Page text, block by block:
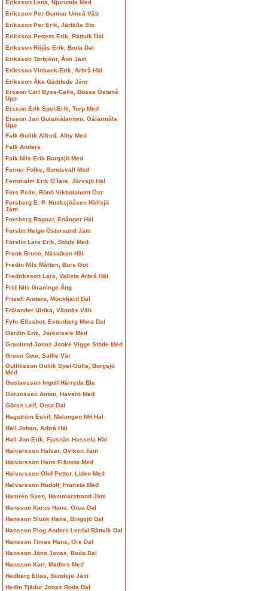
Eriksson Lena, Njurunda Med
Eriksson Per Gunnar Umeå Väb
Eriksson Per Erik, Järfälla Sto
Eriksson Petters Erik, Rättvik Dal
Eriksson Röjås Erik, Boda Dal
Eriksson Torbjörn, Ånn Jäm
Eriksson Vinback-Erik, Arbrå Häl
Eriksson Åke Gäddede Jäm
Ersson Carl Byss-Calle, Bössa Östanå
Upp
Ersson Erik Spel-Erik, Torp Med
Ersson Jan Gulamålaviten, Gålarmåla
Upp
Falk Gullik Alfred, Alby Med
Falk Anders
Falk Nils Erik Borgsjö Med
Ferner Folke, Sundsvall Med
Fernmalm Erik O´lars, Järvsjö Häl
Fors Pelle, Rönö Vikbolandet Öst
Forsberg E. P. Hucksjöåsen Hällsjö
Jäm
Forsberg Ragnar, Enånger Häl
Forslin Helge Östersund Jäm
Forslin Lars Erik, Stöde Med
Frank Bruno, Näsviken Häl
Fredin Nils Mårten, Burs Got
Fredriksson Lars, Vallsta Arbrå Häl
Frid Nils Graninge Ång
Frisell Anders, Mockfjärd Dal
Frölander Ulrika, Vännäs Väb
Fyhr Elisabet, Estenberg Mora Dal
Gerdin Erik, Järkvissle Med
Granlund Jonas Jonke Vigge Stöde Med
Green Owe, Säffle Vär
Gulliksson Gullik Spel-Gulle, Borgsjö
Med
Gustavsson Ingolf Härryda Ble
Göransson Anton, Haverö Med
Göras Leif, Orsa Dal
Hagström Eskil, Malungen NH Häl
Hall Johan, Arbrå Häl
Hall Jon-Erik, Fjusnäs Hassela Häl
Halvarsson Halvar, Oviken Jäm
Halvarsson Hans Fränsta Med
Halvarsson Olof Petter, Liden Med
Halvarsson Rudolf, Fränsta Med
Hamrén Sven, Hammarstrand Jäm
Hansson Karns Hans, Orsa Dal
Hansson Slunk Hans, Bingsjö Dal
Hansson Plog Anders Lerdal Rättvik Dal
Hansson Timas Hans, Ore Dal
Hansson Jöns Jonas, Boda Dal
Hansson Karl, Matfors Med
Hedberg Elias, Sundsjö Jäm
Hedin Tjädur Jonas Boda Dal